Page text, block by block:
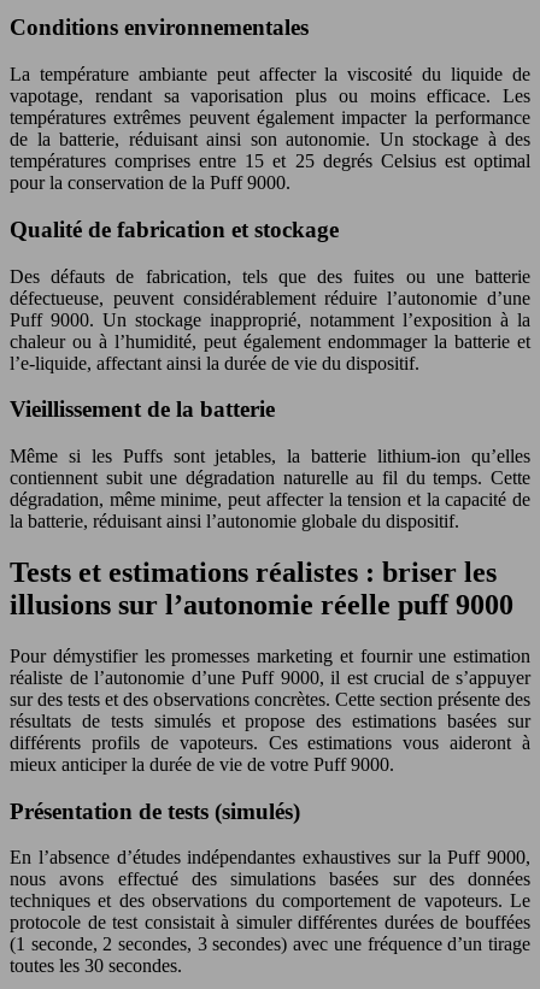
Conditions environnementales
La température ambiante peut affecter la viscosité du liquide de
vapotage, rendant sa vaporisation plus ou moins efficace. Les
températures extrêmes peuvent également impacter la performance
de la batterie, réduisant ainsi son autonomie. Un stockage à des
températures comprises entre 15 et 25 degrés Celsius est optimal
pour la conservation de la Puff 9000.
Qualité de fabrication et stockage
Des défauts de fabrication, tels que des fuites ou une batterie
défectueuse, peuvent considérablement réduire l’autonomie d’une
Puff 9000. Un stockage inapproprié, notamment l’exposition à la
chaleur ou à l’humidité, peut également endommager la batterie et
l’e-liquide, affectant ainsi la durée de vie du dispositif.
Vieillissement de la batterie
Même si les Puffs sont jetables, la batterie lithium-ion qu’elles
contiennent subit une dégradation naturelle au fil du temps. Cette
dégradation, même minime, peut affecter la tension et la capacité de
la batterie, réduisant ainsi l’autonomie globale du dispositif.
Tests et estimations réalistes : briser les
illusions sur l’autonomie réelle puff 9000
Pour démystifier les promesses marketing et fournir une estimation
réaliste de l’autonomie d’une Puff 9000, il est crucial de s’appuyer
sur des tests et des observations concrètes. Cette section présente des
résultats de tests simulés et propose des estimations basées sur
différents profils de vapoteurs. Ces estimations vous aideront à
mieux anticiper la durée de vie de votre Puff 9000.
Présentation de tests (simulés)
En l’absence d’études indépendantes exhaustives sur la Puff 9000,
nous avons effectué des simulations basées sur des données
techniques et des observations du comportement de vapoteurs. Le
protocole de test consistait à simuler différentes durées de bouffées
(1 seconde, 2 secondes, 3 secondes) avec une fréquence d’un tirage
toutes les 30 secondes.